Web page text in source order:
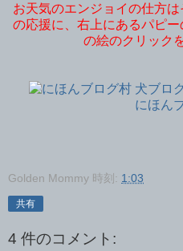
お天気のエンジョイの仕方
の応援に、右上にあるパピ
の絵のクリック
にほん
Golden Mommy 時刻: 1:03
共有
4 件のコメント: